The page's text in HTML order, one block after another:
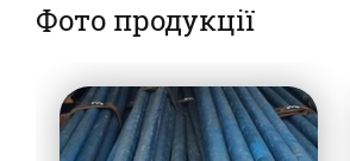
Фото продукції